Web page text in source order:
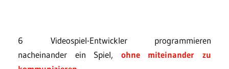
6 Videospiel-Entwickler programmieren
nacheinander ein Spiel, ohne miteinander zu